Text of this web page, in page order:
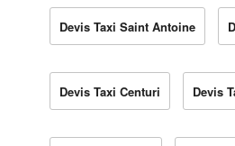
Devis Taxi Saint Antoine
Devis Taxi Centuri Devis